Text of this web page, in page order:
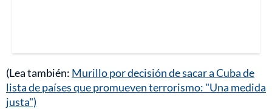
(Lea también: Murillo por decisión de sacar a Cuba de
lista de países que promueven terrorismo: "Una medida
justa")